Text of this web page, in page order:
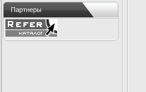
Партнеры